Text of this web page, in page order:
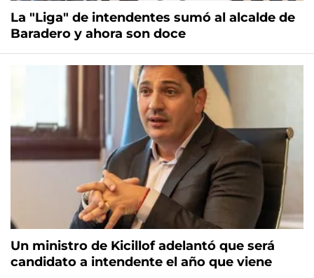
La "Liga" de intendentes sumó al alcalde de
Baradero y ahora son doce
Un ministro de Kicillof adelantó que será
candidato a intendente el año que viene